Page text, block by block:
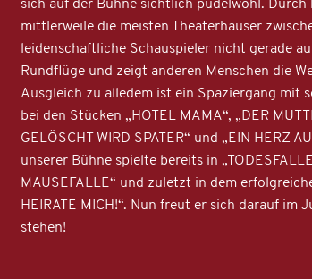
sich auf der Bühne sichtlich pudelwohl.
mittlerweile die meisten Theaterhäuser
leidenschaftliche Schauspieler nicht gerade
Rundflüge und zeigt anderen Menschen die
Ausgleich zu alledem ist ein Spaziergang mit
bei den Stücken „HOTEL MAMA“, „DER
GELÖSCHT WIRD SPÄTER“ und „EIN HERZ
unserer Bühne spielte bereits in
MAUSEFALLE“ und zuletzt in dem
HEIRATE MICH!“. Nun freut er sich darauf im
stehen!